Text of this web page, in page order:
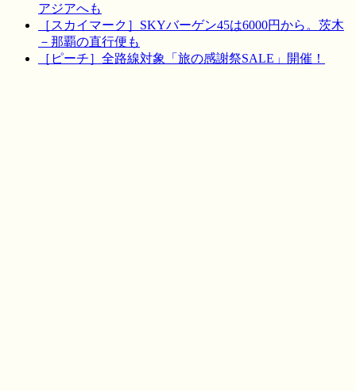
アジアへも
［スカイマーク］SKYバーゲン45は6000円から。茨木
－那覇の直行便も
［ピーチ］全路線対象「旅の感謝祭SALE」開催！